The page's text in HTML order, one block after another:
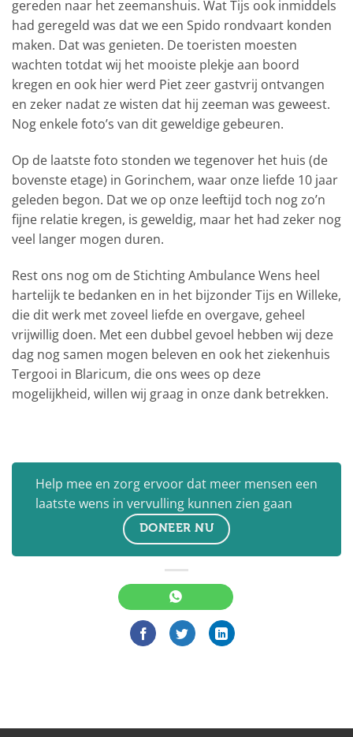
gereden naar het zeemanshuis. Wat Tijs ook inmiddels
had geregeld was dat we een Spido rondvaart konden
maken. Dat was genieten. De toeristen moesten
wachten totdat wij het mooiste plekje aan boord
kregen en ook hier werd Piet zeer gastvrij ontvangen
en zeker nadat ze wisten dat hij zeeman was geweest.
Nog enkele foto’s van dit geweldige gebeuren.
Op de laatste foto stonden we tegenover het huis (de
bovenste etage) in Gorinchem, waar onze liefde 10 jaar
geleden begon. Dat we op onze leeftijd toch nog zo’n
fijne relatie kregen, is geweldig, maar het had zeker nog
veel langer mogen duren.
Rest ons nog om de Stichting Ambulance Wens heel
hartelijk te bedanken en in het bijzonder Tijs en Willeke,
die dit werk met zoveel liefde en overgave, geheel
vrijwillig doen. Met een dubbel gevoel hebben wij deze
dag nog samen mogen beleven en ook het ziekenhuis
Tergooi in Blaricum, die ons wees op deze
mogelijkheid, willen wij graag in onze dank betrekken.
Help mee en zorg ervoor dat meer mensen een
laatste wens in vervulling kunnen zien gaan
DONEER NU